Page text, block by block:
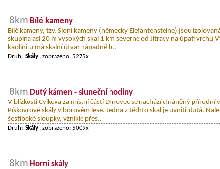
8km Bílé kameny
Bílé kameny, tzv. Sloní kameny (německy Elefantensteine) jsou
skupina asi 20 m vysokých skal 1 km severně od Jitravy na úpatí vrchu
kaolinitu má skalní útvar nápadně b..
Druh: Skály , zobrazeno: 5275x
8km Dutý kámen - sluneční hodiny
V blízkosti Cvikova za místní částí Drnovec se nachází chráněný přírodní
Pískovcové skály v borovém lese. Jedna z těchto skal je uvnitř dutá.
šestiboké sloupky, vzniklé přes..
Druh: Skály , zobrazeno: 5009x
8km Horní skály